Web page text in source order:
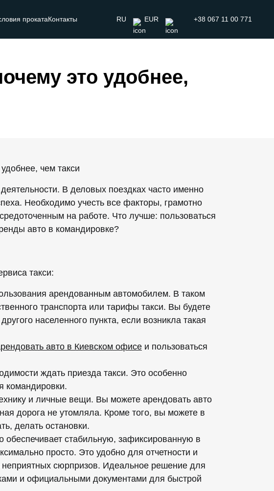
прокатаКонтакты RU EUR +38 067 11 00 771
это удобнее,
В деловых поездках часто именно
Необходимо учесть все факторы, грамотно
на работе. Что лучше: пользоваться
авто в командировке?
такси:
арендованным автомобилем. В таком
транспорта или тарифы такси. Вы будете
населенного пункта, если возникла такая
авто в Киевском офисе и пользоваться
ждать приезда такси. Это особенно
командировки.
и личные вещи. Вы можете арендовать авто
дорога не утомляла. Кроме того, вы можете в
делать остановки.
стабильную, зафиксированную в
просто. Это удобно для отчетности и
неприятных сюрпризов. Идеальное решение для
и официальными документами для быстрой